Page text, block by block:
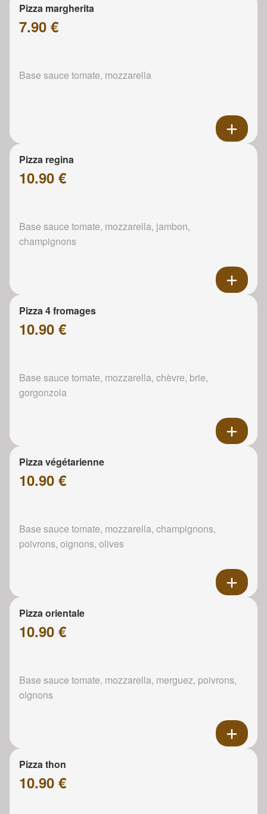
Pizza margherita
7.90 €
Base sauce tomate, mozzarella
Pizza regina
10.90 €
Base sauce tomate, mozzarella, jambon,
champignons
Pizza 4 fromages
10.90 €
Base sauce tomate, mozzarella, chèvre, brie,
gorgonzola
Pizza végétarienne
10.90 €
Base sauce tomate, mozzarella, champignons,
poivrons, oignons, olives
Pizza orientale
10.90 €
Base sauce tomate, mozzarella, merguez, poivrons,
oignons
Pizza thon
10.90 €